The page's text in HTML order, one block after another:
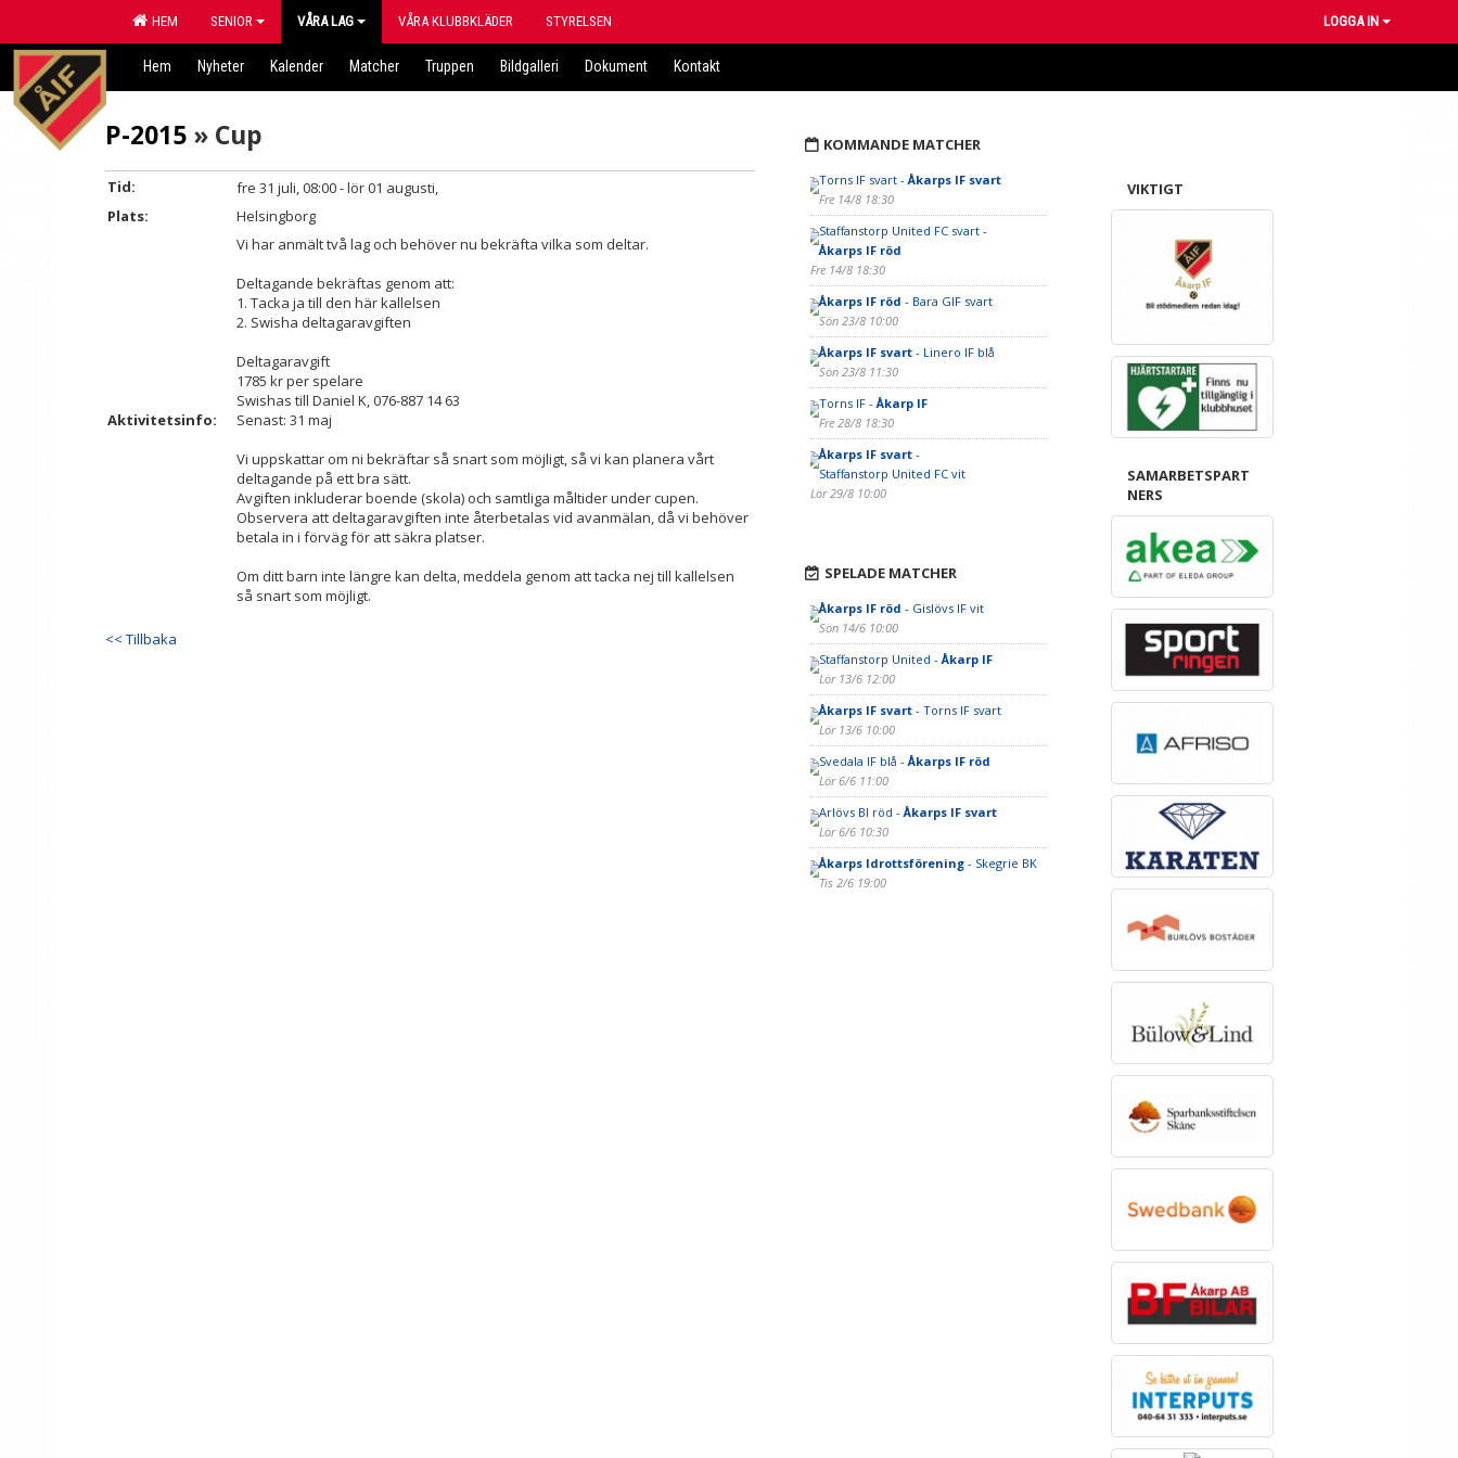
HEM SENIOR VÅRA LAG VÅRA KLUBBKLÄDER STYRELSEN LOGGA IN
Hem Nyheter Kalender Matcher Truppen Bildgalleri Dokument Kontakt
P-2015 » Cup
Tid:
fre 31 juli, 08:00 - lör 01 augusti,
Plats:
Helsingborg
Aktivitetsinfo:
Vi har anmält två lag och behöver nu bekräfta vilka som deltar.
Deltagande bekräftas genom att:
1. Tacka ja till den här kallelsen
2. Swisha deltagaravgiften
Deltagaravgift
1785 kr per spelare
Swishas till Daniel K, 076-887 14 63
Senast: 31 maj
Vi uppskattar om ni bekräftar så snart som möjligt, så vi kan planera vårt
deltagande på ett bra sätt.
Avgiften inkluderar boende (skola) och samtliga måltider under cupen.
Observera att deltagaravgiften inte återbetalas vid avanmälan, då vi behöver
betala in i förväg för att säkra platser.
Om ditt barn inte längre kan delta, meddela genom att tacka nej till kallelsen
så snart som möjligt.
<< Tillbaka
KOMMANDE MATCHER
Torns IF svart -Åkarps IF svart
Fre 14/8 18:30
Staffanstorp United FC svart -
Åkarps IF röd
Fre 14/8 18:30
Åkarps IF röd - Bara GIF svart
Sön 23/8 10:00
Åkarps IF svart- Linero IF blå
Sön 23/8 11:30
Torns IF -Åkarp IF
Fre 28/8 18:30
Åkarps IF svart-
Staffanstorp United FC vit
Lör 29/8 10:00
SPELADE MATCHER
Åkarps IF röd - Gislövs IF vit
Sön 14/6 10:00
Staffanstorp United -Åkarp IF
Lör 13/6 12:00
Åkarps IF svart- Torns IF svart
Lör 13/6 10:00
Svedala IF blå -Åkarps IF röd
Lör 6/6 11:00
Arlövs BI röd -Åkarps IF svart
Lör 6/6 10:30
Åkarps Idrottsförening- Skegrie BK
Tis 2/6 19:00
VIKTIGT
SAMARBETSPART
NERS